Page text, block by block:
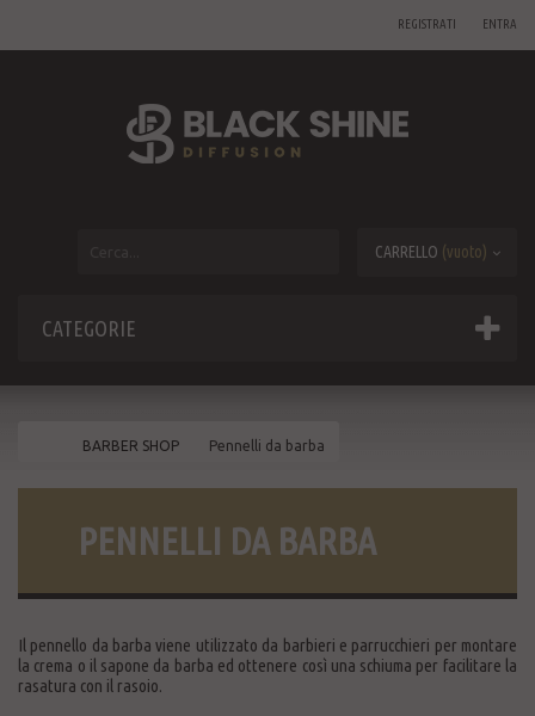
ENTRA
REGISTRATI
CARRELLO (vuoto)
CATEGORIE
BARBER SHOP Pennelli da barba
PENNELLI DA BARBA
Il pennello da barba viene utilizzato da barbieri e parrucchieri per montare
la crema o il sapone da barba ed ottenere così una schiuma per facilitare la
rasatura con il rasoio.